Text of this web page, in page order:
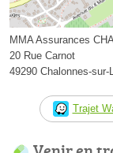
MMA Assurances
20 Rue Carnot
49290 Chalonnes-sur-
Trajet